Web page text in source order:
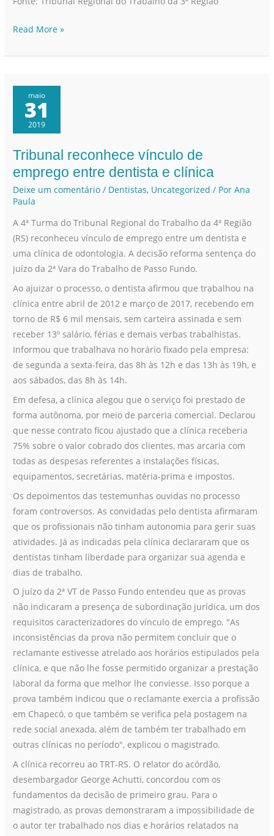
Read More »
maio
31
2019
Tribunal reconhece vínculo de
emprego entre dentista e clínica
Deixe um comentário / Dentistas, Uncategorized / PorAna
Paula
A 4ª Turma do Tribunal Regional do Trabalho da 4ª Região
(RS) reconheceu vínculo de emprego entre um dentista e
uma clínica de odontologia. A decisão reforma sentença do
juízo da 2ª Vara do Trabalho de Passo Fundo.
Ao ajuizar o processo, o dentista afirmou que trabalhou na
clínica entre abril de 2012 e março de 2017, recebendo em
torno de R$ 6 mil mensais, sem carteira assinada e sem
receber 13º salário, férias e demais verbas trabalhistas.
Informou que trabalhava no horário fixado pela empresa:
de segunda a sexta-feira, das 8h às 12h e das 13h às 19h, e
aos sábados, das 8h às 14h.
Em defesa, a clínica alegou que o serviço foi prestado de
forma autônoma, por meio de parceria comercial. Declarou
que nesse contrato ficou ajustado que a clínica receberia
75% sobre o valor cobrado dos clientes, mas arcaria com
todas as despesas referentes a instalações físicas,
equipamentos, secretárias, matéria-prima e impostos.
Os depoimentos das testemunhas ouvidas no processo
foram controversos. As convidadas pelo dentista afirmaram
que os profissionais não tinham autonomia para gerir suas
atividades. Já as indicadas pela clínica declararam que os
dentistas tinham liberdade para organizar sua agenda e
dias de trabalho.
O juízo da 2ª VT de Passo Fundo entendeu que as provas
não indicaram a presença de subordinação jurídica, um dos
requisitos caracterizadores do vínculo de emprego. "As
inconsistências da prova não permitem concluir que o
reclamante estivesse atrelado aos horários estipulados pela
clínica, e que não lhe fosse permitido organizar a prestação
laboral da forma que melhor lhe conviesse. Isso porque a
prova também indicou que o reclamante exercia a profissão
em Chapecó, o que também se verifica pela postagem na
rede social anexada, além de também ter trabalhado em
outras clínicas no período", explicou o magistrado.
A clínica recorreu ao TRT-RS. O relator do acórdão,
desembargador George Achutti, concordou com os
fundamentos da decisão de primeiro grau. Para o
magistrado, as provas demonstraram a impossibilidade de
o autor ter trabalhado nos dias e horários relatados na
Tribunal
reconhece
vínculo
de
entre
dentista
e
clínica